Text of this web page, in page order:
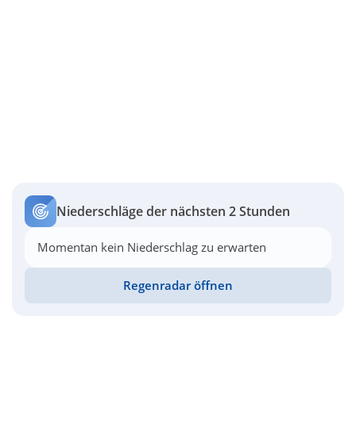
Niederschläge der nächsten 2 Stunden
Momentan kein Niederschlag zu erwarten
Regenradar öffnen